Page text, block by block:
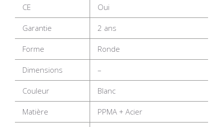
CE Oui
Garantie 2 ans
Forme Ronde
Dimensions –
Couleur Blanc
Matière PPMA + Acier